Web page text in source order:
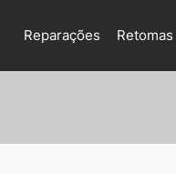
Reparações Retomas